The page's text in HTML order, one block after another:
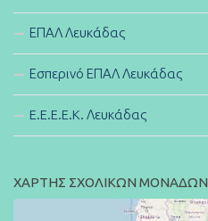
ΕΠΑΛ Λευκάδας
Εσπερινό ΕΠΑΛ Λευκάδας
E.E.E.E.K. Λευκάδας
ΧΑΡΤΗΣ ΣΧΟΛΙΚΩΝ ΜΟΝΑΔΩΝ